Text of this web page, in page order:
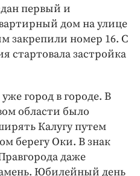
первый и
дом на улице
закрепили номер 16. С
стартовала застройка
город в городе. В
области было
Калугу путем
берегу Оки. В знак
даже
Юбилейный день